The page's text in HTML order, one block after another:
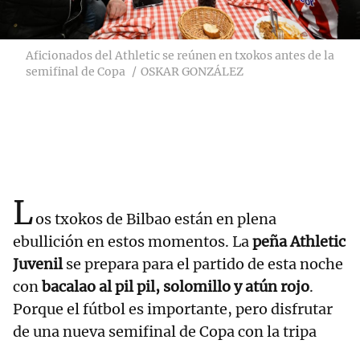
Aficionados del Athletic se reúnen en txokos antes de la
semifinal de Copa
OSKAR GONZÁLEZ
Los txokos de Bilbao están en plena
ebullición en estos momentos. Lapeña Athletic
Juvenilse prepara para el partido de esta noche
conbacalao al pil pil, solomillo y atún rojo.
Porque el fútbol es importante, pero disfrutar
de una nueva semifinal de Copa con la tripa